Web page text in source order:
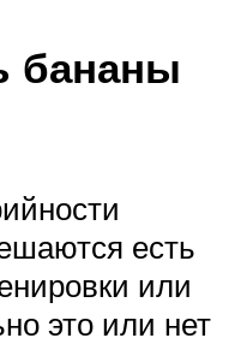
бананы
есть
или
это или нет